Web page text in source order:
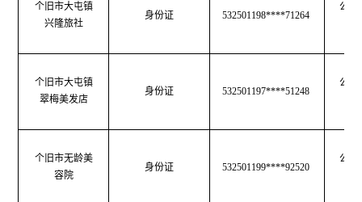
个旧市大屯镇
兴隆旅社
身份证 532501198****71264
公共
个旧市大屯镇
翠梅美发店
身份证 532501197****51248
公共
个旧市无龄美
容院
身份证 532501199****92520
公共